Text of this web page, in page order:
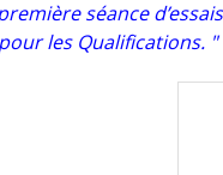
séance
les Qualifications. "